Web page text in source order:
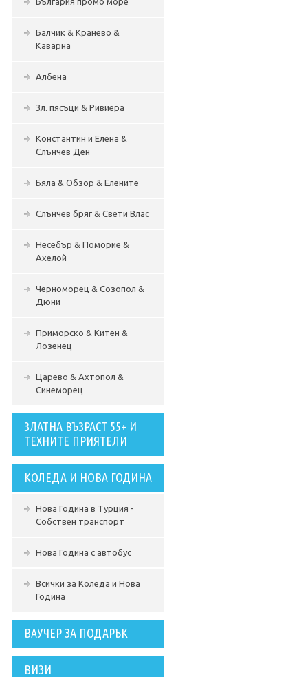
Балчик & Кранево &
Каварна
Албена
Зл. пясъци & Ривиера
Константин и Елена &
Слънчев Ден
Бяла & Обзор & Елените
Слънчев бряг & Свети Влас
Несебър & Поморие &
Ахелой
Черноморец & Созопол &
Дюни
Приморско & Китен &
Лозенец
Царево & Ахтопол &
Синеморец
ЗЛАТНА ВЪЗРАСТ 55+ И
ТЕХНИТЕ ПРИЯТЕЛИ
КОЛЕДА И НОВА ГОДИНА
Нова Година в Турция -
Собствен транспорт
Нова Година с автобус
Всички за Коледа и Нова
Година
ВАУЧЕР ЗА ПОДАРЪК
ВИЗИ